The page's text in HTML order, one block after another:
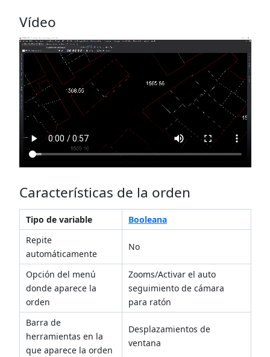
Vídeo
Características de la orden
Tipo de variable
Booleana
Repite
automáticamente
No
Opción del menú
donde aparece la
orden
Zooms/Activar el auto
seguimiento de cámara
para ratón
Barra de
herramientas en la
que aparece la orden
Desplazamientos de
ventana